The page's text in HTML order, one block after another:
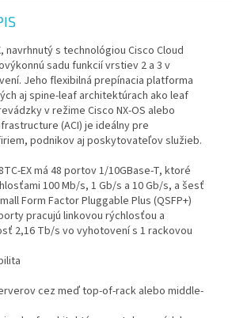
navrhnutý s technológiou Cisco Cloud
sadu funkcií vrstiev 2 a 3 v
Jeho flexibilná prepínacia platforma
aj spine-leaf architektúrach ako leaf
v režime Cisco NX-OS alebo
(ACI) je ideálny pre
podnikov aj poskytovateľov služieb.
EX má 48 portov 1/10GBase-T, ktoré
100 Mb/s, 1 Gb/s a 10 Gb/s, a šesť
Form Factor Pluggable Plus (QSFP+)
pracujú linkovou rýchlosťou a
2,16 Tb/s vo vyhotovení s 1 rackovou
cez meď top-of-rack alebo middle-